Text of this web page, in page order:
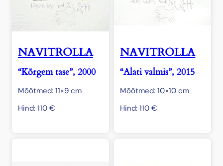
NAVITROLLA
“Kõrgem tase”, 2000
Mõõtmed: 11×9 cm
Hind: 110 €
NAVITROLLA
“Alati valmis”, 2015
Mõõtmed: 10×10 cm
Hind:110€